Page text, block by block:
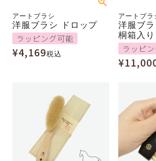
アートブラシ
洋服ブラシ ドロップ
ラッピング可能
¥4,169税込
アートブラ
洋服ブ
桐箱入り
ラッピ
¥